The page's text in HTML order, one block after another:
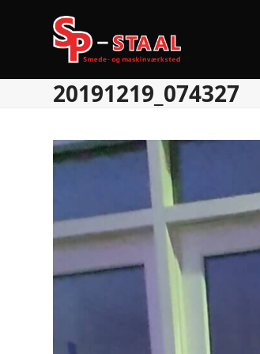
20191219_074327